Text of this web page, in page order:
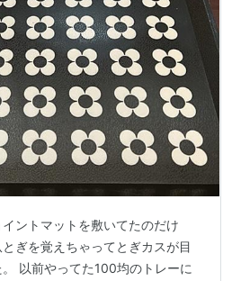
ントマットを敷いてたのだけ
ぎを覚えちゃってとぎカスが目
以前やってた100均のトレーに